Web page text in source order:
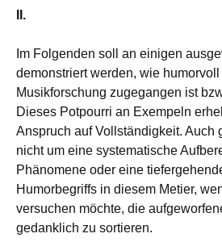
II.
Im Folgenden soll an einigen
demonstriert werden, wie
Musikforschung zugegangen ist
Dieses Potpourri an Exempeln
Anspruch auf Vollständigkeit. Auch
nicht um eine systematische
Phänomene oder eine
Humorbegriffs in diesem Metier,
versuchen möchte, die
gedanklich zu sortieren.